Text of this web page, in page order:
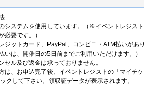
システムを使用しています。（※イベントレジス
必要です。）
ジットカード、PayPal、コンビニ・ATM払いがあり
いは、開催日の5日前までご利用いただけます。）
セル及び返金は承っておりません。
は、お申込完了後、イベントレジストの「マイチ
クして下さい。領収証データが表示されます。